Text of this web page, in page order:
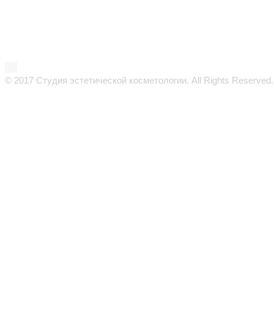
© 2017 Студия эстетической косметологии. All Rights Reserved.